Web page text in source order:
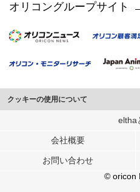
オリコングループサイト
クッキーの使用について
このサイトでは Cookie を使用して、
行っています。
メディアや広告配信、データ解析の各
各パートナーは、この情報とユーザー
ユーザーが各パートナーのサービスを
eltha
会社概要
お問い合わせ
© oricon